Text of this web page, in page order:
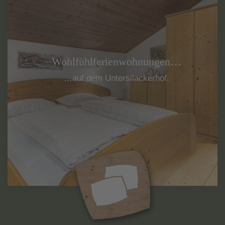
Wohlfühlferienwohnungen…
…auf dem Untersilackerhof.
weiterlesen...